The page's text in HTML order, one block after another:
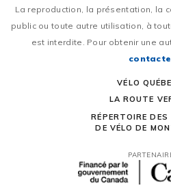
La reproduction, la présentation, la
public ou toute autre utilisation, à
est interdite. Pour obtenir une
VÉLO
LA ROUTE
RÉPERTOIRE DES
DE VÉLO DE